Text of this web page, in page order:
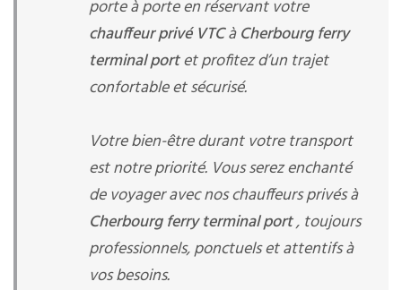
porte à porte en réservant votre
chauffeur privé VTCàCherbourg ferry
terminal portet profitez d’un trajet
confortable et sécurisé.
Votre bien-être durant votre transport
est notre priorité. Vous serez enchanté
de voyager avec nos chauffeurs privés à
Cherbourg ferry terminal port, toujours
professionnels, ponctuels et attentifs à
vos besoins.